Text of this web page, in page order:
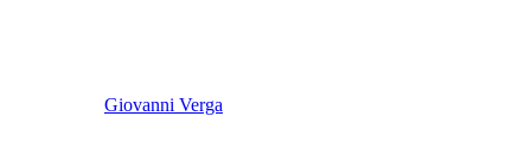
Giovanni Verga